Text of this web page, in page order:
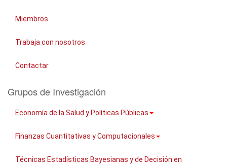
Miembros
Trabaja con nosotros
Contactar
Grupos de Investigación
Economía de la Salud y Políticas Públicas
Finanzas Cuantitativas y Computacionales
Técnicas Estadísticas Bayesianas y de Decisión en